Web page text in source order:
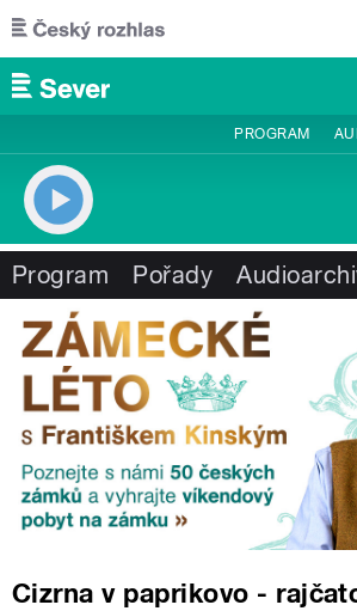
Přejít k hlavnímu obsahu
PROGRAM
Program Pořady
Cizrna v paprikovo -